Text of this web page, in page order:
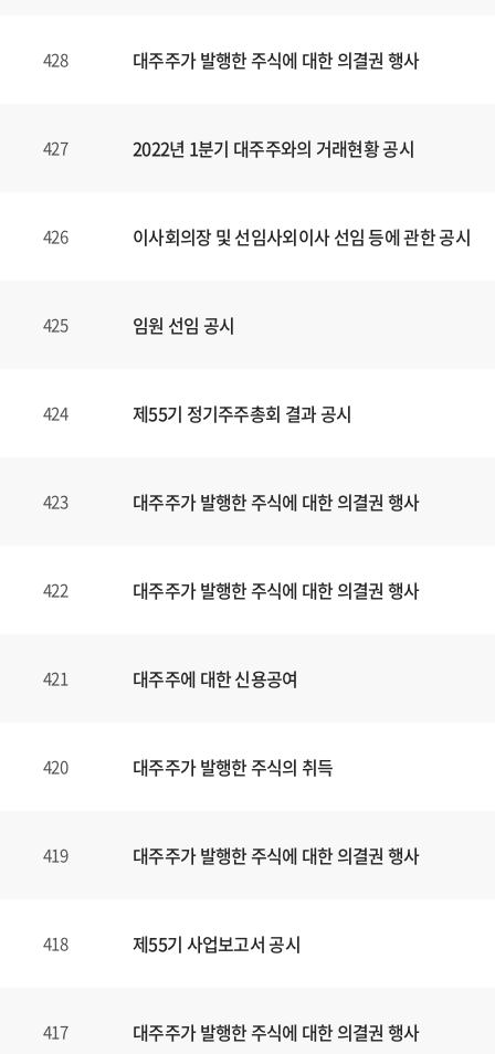
428 대주주가 발행한 주식에 대한 의결권 행사
427 2022년 1분기 대주주와의 거래현황 공시
426 이사회의장 및 선임사외이사 선임 등에 관한 공시
425 임원 선임 공시
424 제55기 정기주주총회 결과 공시
423 대주주가 발행한 주식에 대한 의결권 행사
422 대주주가 발행한 주식에 대한 의결권 행사
421 대주주에 대한 신용공여
420 대주주가 발행한 주식의 취득
419 대주주가 발행한 주식에 대한 의결권 행사
418 제55기 사업보고서 공시
417 대주주가 발행한 주식에 대한 의결권 행사